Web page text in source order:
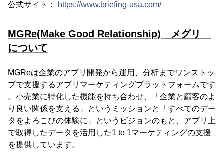
公式サイト：
https://www.briefing-usa.com/
MGRe(Make Good Relationship) メグリ
について
MGReは企業のアプリ開発から運用、分析までワンストッ
プで支援するアプリマーケティングプラットフォームです
。小売業に特化した機能を持ち合わせ、「企業と顧客のよ
り良い関係を支える」というミッションと「すべてのデー
タをよろこびの体験に」というビジョンのもと、アプリ上
で取得したデータを活用した1 to 1マーケティングの支援
を提供しています。